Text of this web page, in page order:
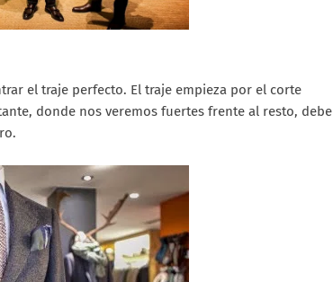
el traje perfecto. El traje empieza por el corte
donde nos veremos fuertes frente al resto, debe